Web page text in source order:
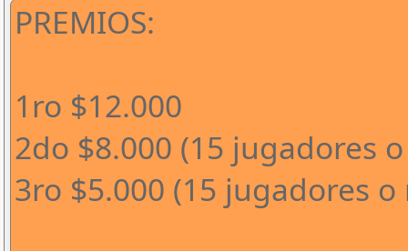
PREMIOS:
1ro $12.000
2do $8.000 (15 jugadores
3ro $5.000 (15 jugadores o